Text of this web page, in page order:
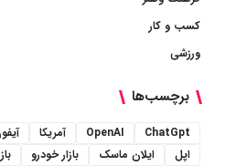
کسب و کار
ورزشی
برچسب‌ها
ChatGpt
OpenAI آمریکا
اپل
ایلان ماسک بازار خودرو